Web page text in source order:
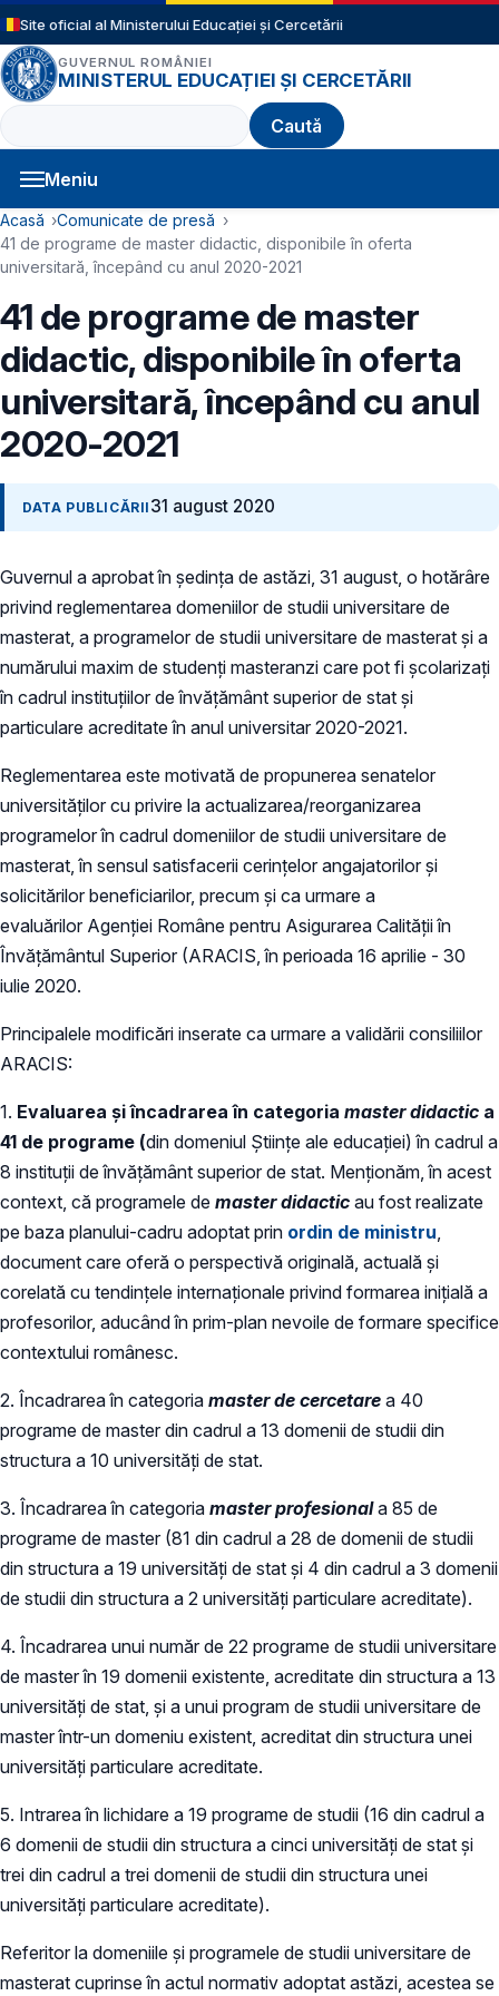
Sari la conținutul principal
Site oficial al Ministerului Educației și Cercetării
GUVERNUL ROMÂNIEI
MINISTERUL EDUCAȚIEI ȘI CERCETĂRII
Caută
Meniu
Navigație principală
Cale de navigare
Acasă
Comunicate de presă
41 de programe de master didactic, disponibile în oferta
universitară, începând cu anul 2020-2021
41 de programe de master
didactic, disponibile în oferta
universitară, începând cu anul
2020-2021
DATA PUBLICĂRII 31 august 2020
Guvernul a aprobat în ședința de astăzi, 31 august, o hotărâre
privind reglementarea domeniilor de studii universitare de
masterat, a programelor de studii universitare de masterat și a
numărului maxim de studenți masteranzi care pot fi școlarizați
în cadrul instituțiilor de învățământ superior de stat și
particulare acreditate în anul universitar 2020-2021.
Reglementarea este motivată de propunerea senatelor
universităților cu privire la actualizarea/reorganizarea
programelor în cadrul domeniilor de studii universitare de
masterat, în sensul satisfacerii cerințelor angajatorilor și
solicitărilor beneficiarilor, precum și ca urmare a
evaluărilor Agenției Române pentru Asigurarea Calității în
Învățământul Superior (ARACIS, în perioada 16 aprilie - 30
iulie 2020.
Principalele modificări inserate ca urmare a validării consiliilor
ARACIS:
1. Evaluarea și încadrarea în categoria master didactic a
41 de programe (din domeniul Științe ale educației) în cadrul a
8 instituții de învățământ superior de stat. Menționăm, în acest
context, că programele de master didactic au fost realizate
pe baza planului-cadru adoptat prin ordin de ministru
document care oferă o perspectivă originală, actuală și
corelată cu tendințele internaționale privind formarea inițială a
profesorilor, aducând în prim-plan nevoile de formare specifice
contextului românesc.
2. Încadrarea în categoria master de cercetare a 40
programe de master din cadrul a 13 domenii de studii din
structura a 10 universități de stat.
3. Încadrarea în categoria master profesionala 85 de
programe de master (81 din cadrul a 28 de domenii de studii
din structura a 19 universități de stat și 4 din cadrul a 3 domenii
de studii din structura a 2 universități particulare acreditate).
4. Încadrarea unui număr de 22 programe de studii universitare
de master în 19 domenii existente, acreditate din structura a 13
universități de stat, și a unui program de studii universitare de
master într-un domeniu existent, acreditat din structura unei
universități particulare acreditate.
5. Intrarea în lichidare a 19 programe de studii (16 din cadrul a
6 domenii de studii din structura a cinci universități de stat și
trei din cadrul a trei domenii de studii din structura unei
universități particulare acreditate).
Referitor la domeniile și programele de studii universitare de
masterat cuprinse în actul normativ adoptat astăzi, acestea se